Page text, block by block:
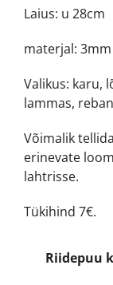
Laius: u 28cm
materjal:
Valikus: karu,
lammas,
Võimalik
erinevate
lahtrisse.
Tükihind 7€.
Riidepuu